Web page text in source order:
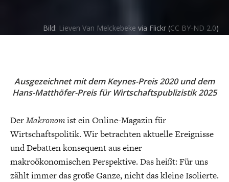
ABO/LOGIN
ECONOMISTS FOR FUTURE
DEUTSCHLAND
Bild: Lieven Van Melckebeke via Flickr (CC BY-ND 2.0)
Ausgezeichnet mit dem Keynes-Preis 2020 und dem
Hans-Matthöfer-Preis für Wirtschaftspublizistik 2025
DerMakronomist ein Online-Magazin für
Wirtschaftspolitik. Wir betrachten aktuelle Ereignisse
und Debatten konsequent aus einer
makroökonomischen Perspektive. Das heißt: Für uns
zählt immer das große Ganze, nicht das kleine Isolierte.